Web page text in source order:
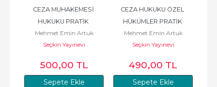
Sepete Ekle
CEZA MUHAKEMESİ
HUKUKU PRATİK
ÇALIŞMA KİTABI
Mehmet Emin Artuk
Seçkin Yayınevi
500,00 TL
Sepete Ekle
CEZA HUKUKU ÖZEL
HÜKÜMLER PRATİK
ÇALIŞMALAR
Mehmet Emin Artuk
Seçkin Yayınevi
490,00 TL